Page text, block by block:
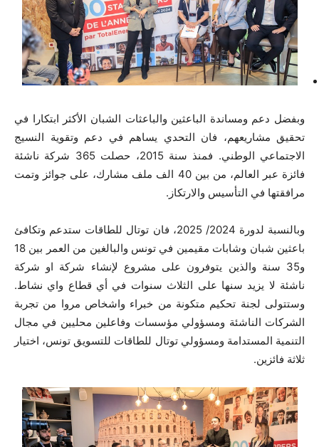
وبفضل دعم ومساندة الباعثين والباعثات الشبان الأكثر ابتكارا في
تحقيق مشاريعهم، فان التحدي يساهم في دعم وتقوية النسيج
الاجتماعي الوطني. فمنذ سنة 2015، حصلت 365 شركة ناشئة
فائزة عبر العالم، من بين 40 الف ملف مشارك، على جوائز وتمت
مرافقتها في التأسيس والارتكاز.
وبالنسبة لدورة 2024/ 2025، فان توتال للطاقات ستدعم وتكافئ
باعثين شبان وشابات مقيمين في تونس والبالغين من العمر بين 18
و35 سنة والذين يتوفرون على مشروع لإنشاء شركة او شركة
ناشئة لا يزيد سنها على الثلاث سنوات في أي قطاع واي نشاط.
وستتولى لجنة تحكيم متكونة من خبراء واشخاص مروا من تجربة
الشركات الناشئة ومسؤولي مؤسسات وفاعلين محليين في مجال
التنمية المستدامة ومسؤولي توتال للطاقات للتسويق تونس، اختيار
ثلاثة فائزين.